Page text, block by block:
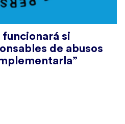
funcionará si
de abusos